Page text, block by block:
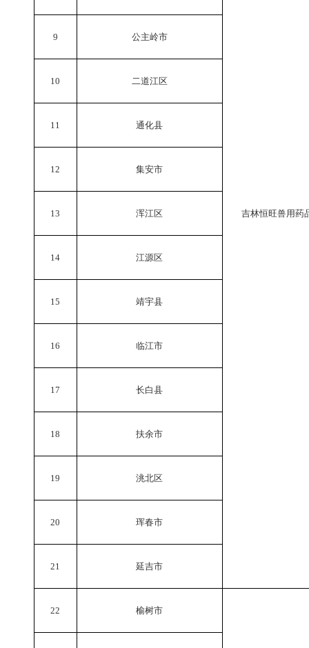
吉林恒旺兽用药
9 公主岭市
10 二道江区
11 通化县
12 集安市
13 浑江区
14 江源区
15 靖宇县
16 临江市
17 长白县
18 扶余市
19 洮北区
20 珲春市
21 延吉市
22 榆树市